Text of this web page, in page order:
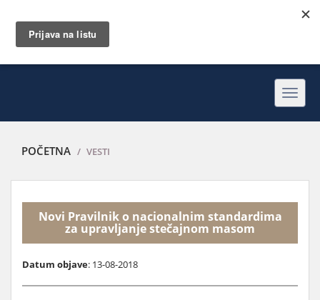
POČETNA VESTI
Novi Pravilnik o nacionalnim standardima
za upravljanje stečajnom masom
Datum objave: 13-08-2018